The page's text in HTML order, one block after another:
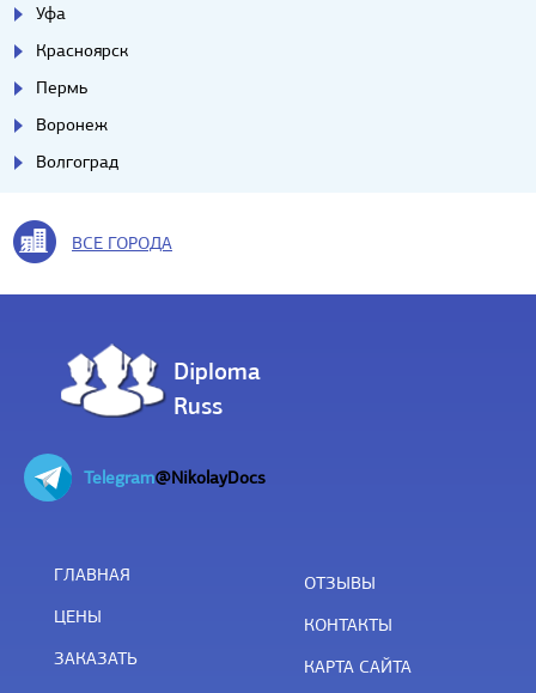
Уфа
Красноярск
Пермь
Воронеж
Волгоград
ВСЕ ГОРОДА
Diploma
Russ
Telegram@NikolayDocs
ГЛАВНАЯ
ЦЕНЫ
ЗАКАЗАТЬ
ОТЗЫВЫ
КОНТАКТЫ
КАРТА САЙТА